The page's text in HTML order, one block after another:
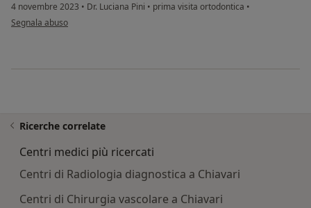
4 novembre 2023 • Dr. Luciana Pini • prima visita ortodontica •
secondo l'opinione dell'utente G.B.
Segnala abuso
Ricerche correlate
Centri medici più ricercati
Centri di Radiologia diagnostica a Chiavari
Centri di Chirurgia vascolare a Chiavari